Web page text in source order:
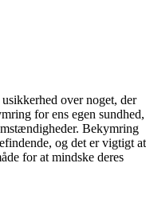
over noget, der
for ens egen sundhed,
Bekymring
og det er vigtigt at
for at mindske deres